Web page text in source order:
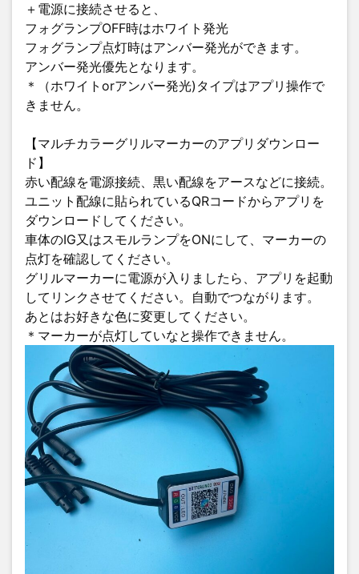
＋電源に接続させると、
フォグランプOFF時はホワイト発光
フォグランプ点灯時はアンバー発光ができます。
アンバー発光優先となります。
＊（ホワイトorアンバー発光)タイプはアプリ操作で
きません。
【マルチカラーグリルマーカーのアプリダウンロー
ド】
赤い配線を電源接続、黒い配線をアースなどに接続。
ユニット配線に貼られているQRコードからアプリを
ダウンロードしてください。
車体のIG又はスモルランプをONにして、マーカーの
点灯を確認してください。
グリルマーカーに電源が入りましたら、アプリを起動
してリンクさせてください。自動でつながります。
あとはお好きな色に変更してください。
＊マーカーが点灯していなと操作できません。